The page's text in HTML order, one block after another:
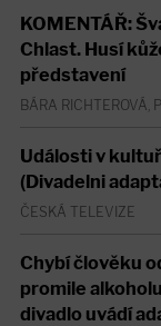
KOMENTÁŘ:
Chlast. Husí
představení
BÁRA RICHTEROVÁ,
Události v
(Divadelni
ČESKÁ TELEVIZE
Chybí člověku
promile
divadlo uvádí